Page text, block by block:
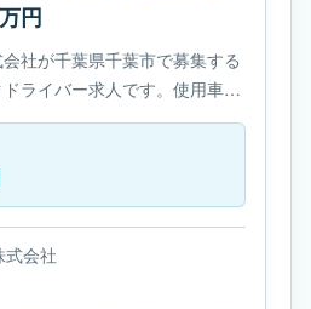
円
社が千葉県千葉市で募集する
ライバー求人です。使用車種
務時間は- 変形労働時間制で
限定準中型自動車免許です。
式会社